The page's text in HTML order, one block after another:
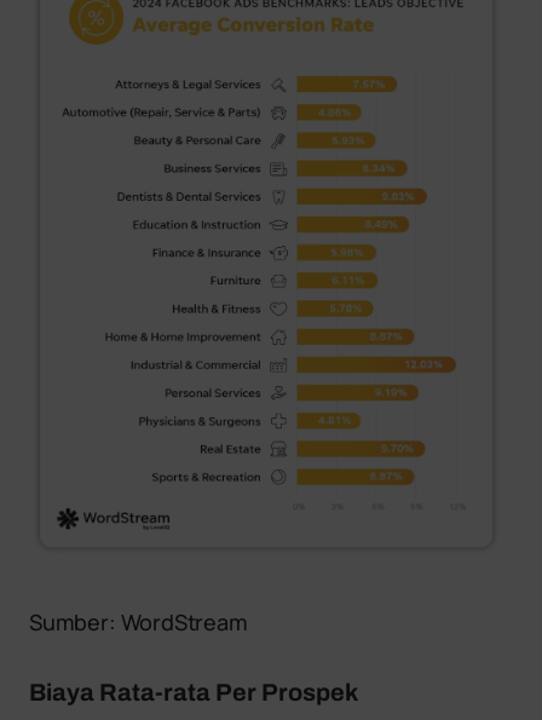
Sumber: WordStream
Biaya Rata-rata Per Prospek